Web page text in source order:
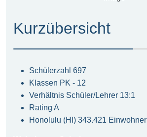
Kurzübersicht
Schülerzahl 697
Klassen PK - 12
Verhältnis Schüler/Lehrer 13:1
Rating A
Honolulu (HI) 343.421 Einwohner